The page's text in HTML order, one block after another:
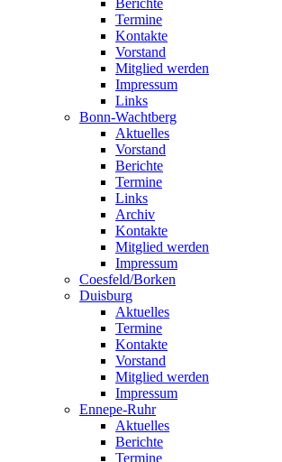
Berichte
Termine
Kontakte
Vorstand
Mitglied werden
Impressum
Links
Bonn-Wachtberg
Aktuelles
Vorstand
Berichte
Termine
Links
Archiv
Kontakte
Mitglied werden
Impressum
Coesfeld/Borken
Duisburg
Aktuelles
Termine
Kontakte
Vorstand
Mitglied werden
Impressum
Ennepe-Ruhr
Aktuelles
Berichte
Termine